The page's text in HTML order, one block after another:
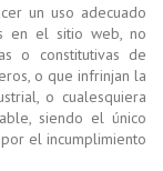
un uso adecuado
en el sitio web, no
o constitutivas de
o que infrinjan la
o cualesquiera
siendo el único
el incumplimiento